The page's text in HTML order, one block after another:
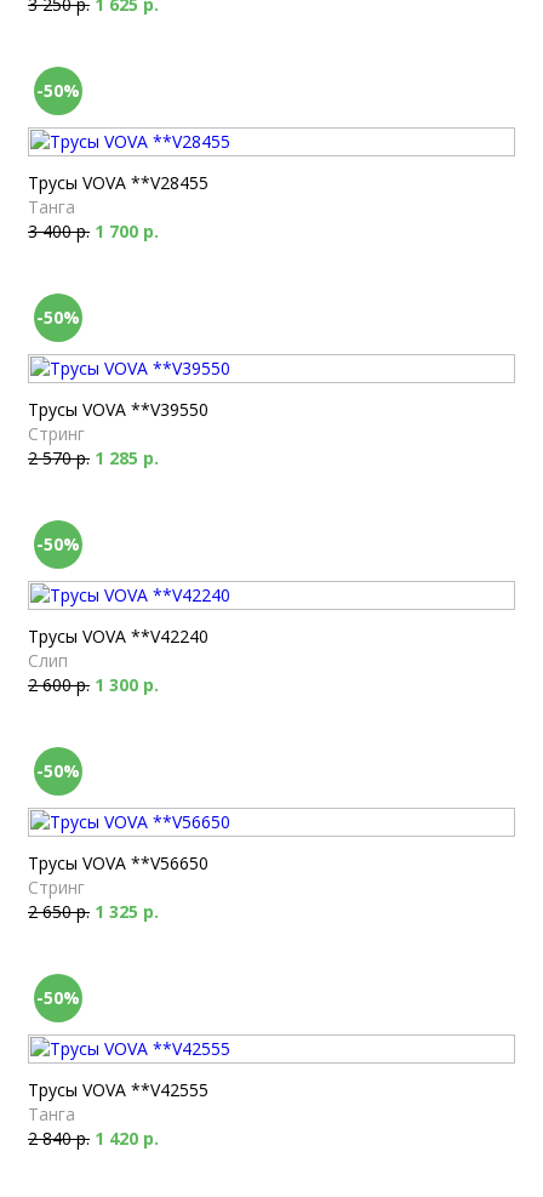
-50%
Трусы VOVA **V28455
Танга
3 400 р. 1 700 р.
-50%
Трусы VOVA **V39550
Стринг
2 570 р. 1 285 р.
-50%
Трусы VOVA **V42240
Слип
2 600 р. 1 300 р.
-50%
Трусы VOVA **V56650
Стринг
2 650 р. 1 325 р.
-50%
Трусы VOVA **V42555
Танга
2 840 р. 1 420 р.